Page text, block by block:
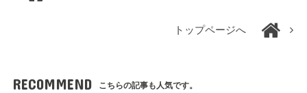
トップページへ
RECOMMEND こちらの記事も人気です。